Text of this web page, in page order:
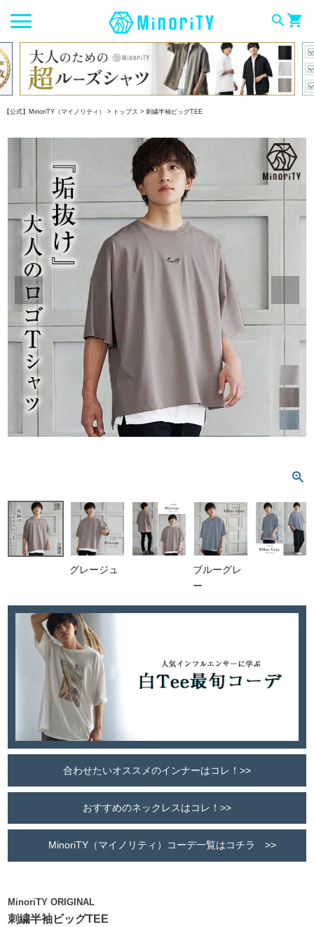
searchshopping_cart
【公式】MinoriTY（マイノリティ） トップス 刺繍半袖ビッグTEE
グレージュ
ブルーグレ
ー
合わせたいオススメのインナーはコレ！>>
おすすめのネックレスはコレ！>>
MinoriTY（マイノリティ）コーデ一覧はコチラ >>
MinoriTY ORIGINAL
刺繍半袖ビッグTEE